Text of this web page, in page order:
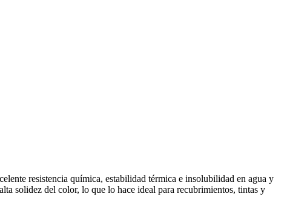
resistencia química, estabilidad térmica e insolubilidad en agua y
solidez del color, lo que lo hace ideal para recubrimientos, tintas y